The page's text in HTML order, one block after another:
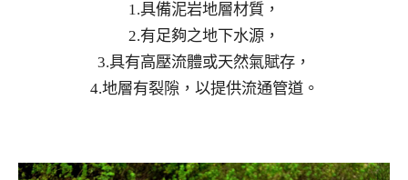
1.具備泥岩地層材質，
2.有足夠之地下水源，
3.具有高壓流體或天然氣賦存，
4.地層有裂隙，以提供流通管道。